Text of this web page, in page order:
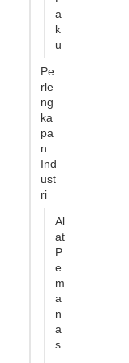
a
k
u
Pe
rle
ng
ka
pa
n
Ind
ust
ri
Al
at
P
e
m
a
n
a
s